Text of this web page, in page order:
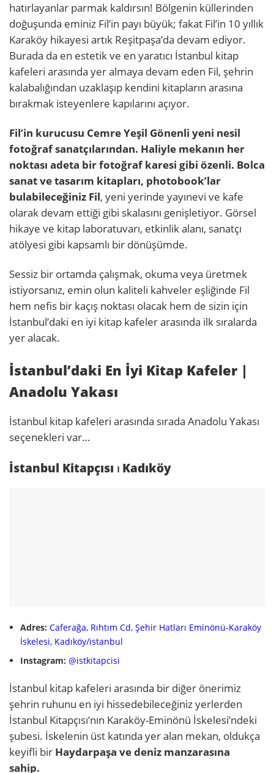
hatırlayanlar parmak kaldırsın! Bölgenin küllerinden
doğuşunda eminiz Fil’in payı büyük; fakat Fil’in 10 yıllık
Karaköy hikayesi artık Reşitpaşa’da devam ediyor.
Burada da en estetik ve en yaratıcı İstanbul kitap
kafeleri arasında yer almaya devam eden Fil, şehrin
kalabalığından uzaklaşıp kendini kitapların arasına
bırakmak isteyenlere kapılarını açıyor.
Fil’in kurucusu Cemre Yeşil Gönenli yeni nesil
fotoğraf sanatçılarından. Haliyle mekanın her
noktası adeta bir fotoğraf karesi gibi özenli. Bolca
sanat ve tasarım kitapları, photobook’lar
bulabileceğiniz Fil, yeni yerinde yayınevi ve kafe
olarak devam ettiği gibi skalasını genişletiyor. Görsel
hikaye ve kitap laboratuvarı, etkinlik alanı, sanatçı
atölyesi gibi kapsamlı bir dönüşümde.
Sessiz bir ortamda çalışmak, okuma veya üretmek
istiyorsanız, emin olun kaliteli kahveler eşliğinde Fil
hem nefis bir kaçış noktası olacak hem de sizin için
İstanbul’daki en iyi kitap kafeler arasında ilk sıralarda
yer alacak.
İstanbul’daki En İyi Kitap Kafeler |
Anadolu Yakası
İstanbul kitap kafeleri arasında sırada Anadolu Yakası
seçenekleri var…
İstanbul Kitapçısı ⏐ Kadıköy
Adres:Caferağa, Rıhtım Cd, Şehir Hatları Eminönü-Karaköy
İskelesi, Kadıköy/istanbul
Instagram:@istkitapcisi
İstanbul kitap kafeleri arasında bir diğer önerimiz
şehrin ruhunu en iyi hissedebileceğiniz yerlerden
İstanbul Kitapçısı’nın Karaköy-Eminönü İskelesi’ndeki
şubesi. İskelenin üst katında yer alan mekan, oldukça
keyifli bir Haydarpaşa ve deniz manzarasına
sahip.